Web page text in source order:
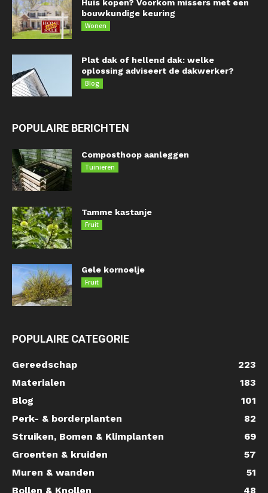
Huis kopen? Voorkom missers met een
bouwkundige keuring
Wonen
Plat dak of hellend dak: welke
oplossing adviseert de dakwerker?
Blog
POPULAIRE BERICHTEN
Composthoop aanleggen
Tuinieren
Tamme kastanje
Fruit
Gele kornoelje
Fruit
POPULAIRE CATEGORIE
Gereedschap
223
Materialen
183
Blog
101
Perk- & borderplanten
82
Struiken, Bomen & Klimplanten
69
Groenten & kruiden
57
Muren & wanden
51
Bollen & Knollen
48